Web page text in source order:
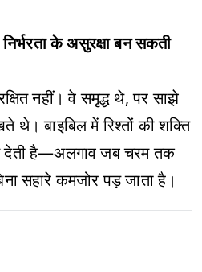
के असुरक्षा बन सकती
नहीं। वे समृद्ध थे, पर साझे
थे। बाइबिल में रिश्तों की शक्ति
देती है—अलगाव जब चरम तक
सहारे कमजोर पड़ जाता है।